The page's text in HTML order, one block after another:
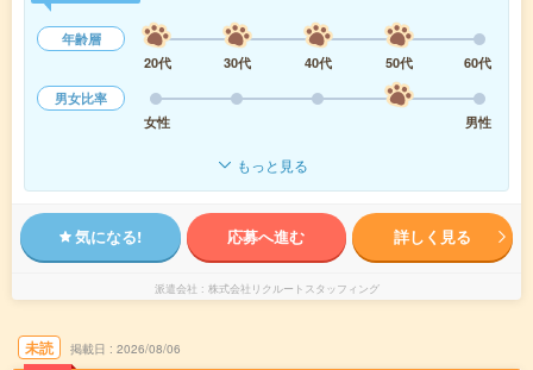
年齢層
20代
30代 40代 50代
60代
男女比率
女性
男性
もっと見る
気になる! 応募へ進む 詳しく見る
派遣会社 株式会社リクルートスタッフィング
未読 掲載日 2026/08/06